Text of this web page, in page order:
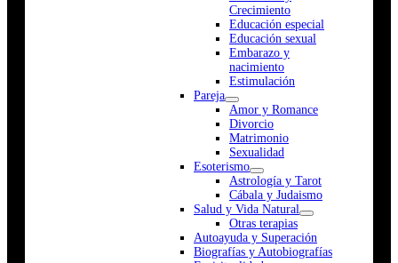
Crecimiento
Educación especial
Educación sexual
Embarazo y
nacimiento
Estimulación
Pareja
Amor y Romance
Divorcio
Matrimonio
Sexualidad
Esoterismo
Astrología y Tarot
Cábala y Judaismo
Salud y Vida Natural
Otras terapias
Autoayuda y Superación
Biografías y Autobiografías